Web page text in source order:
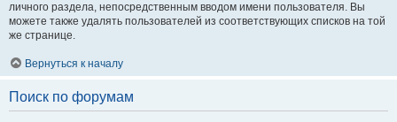
личного раздела, непосредственным вводом имени пользователя. Вы
можете также удалять пользователей из соответствующих списков на той
же странице.
Вернуться к началу
Поиск по форумам